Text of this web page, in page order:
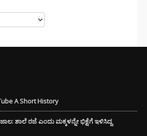
A Short History
ಶಾಲೆ ರಜೆ ಎಂದು ಮಕ್ಕಳನ್ನೇ ಭಿಕ್ಷೆಗೆ ಇಳಿಸಿದ್ದ